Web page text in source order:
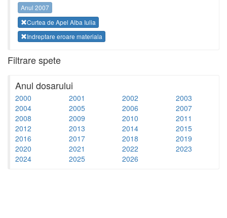
Anul 2007
Curtea de Apel Alba Iulia
Indreptare eroare materiala
Filtrare spete
Anul dosarului
2000 2001 2002
2003
2004
2005 2006
2007
2008
2009 2010
2011
2012
2013 2014
2015
2016
2017 2018
2019
2020
2021 2022
2023
2024
2025 2026